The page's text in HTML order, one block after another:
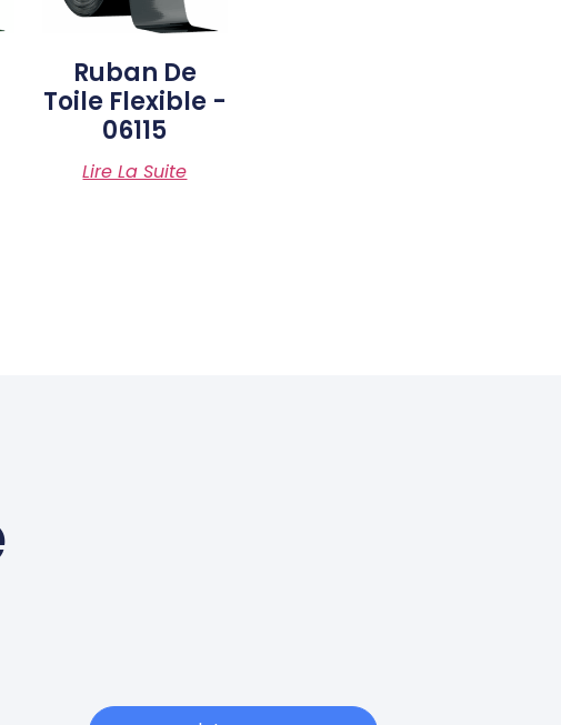
Ruban De
Toile Flexible -
06115
Lire La Suite